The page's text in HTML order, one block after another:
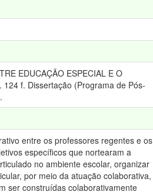
EDUCAÇÃO ESPECIAL E O
124 f. Dissertação (Programa de Pós-
entre os professores regentes e os
específicos que nortearam a
no ambiente escolar, organizar
por meio da atuação colaborativa,
ser construídas colaborativamente